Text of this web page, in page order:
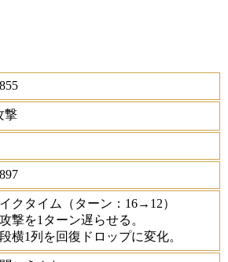
撃
クタイム
（ターン：16→12）
撃を1ターン遅らせる。
横1列を回復ドロップに変化。